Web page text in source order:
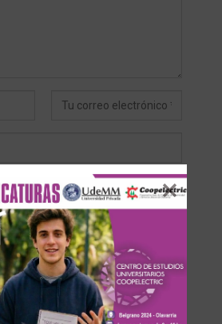
and website in this browser for the
con cada nueva entrada.